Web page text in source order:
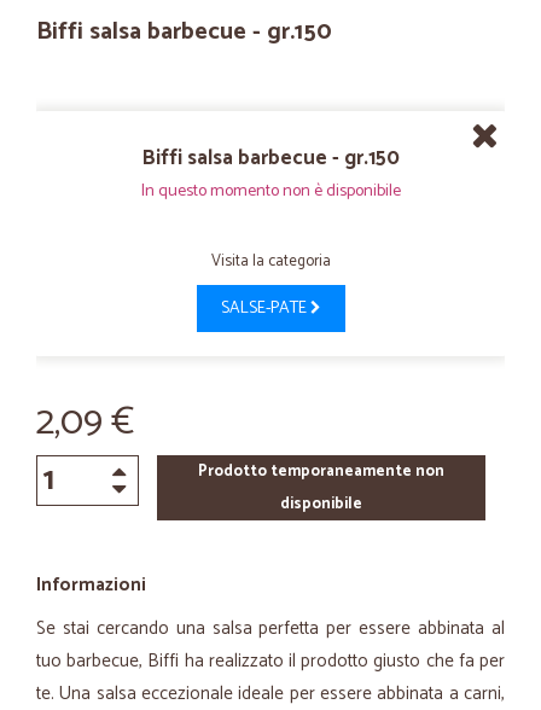
Biffi salsa barbecue - gr.150
Biffi salsa barbecue - gr.150
In questo momento non è disponibile
Visita la categoria
SALSE-PATE
2,09 €
Prodotto temporaneamente non
disponibile
Informazioni
Se stai cercando una salsa perfetta per essere abbinata al
tuo barbecue, Biffi ha realizzato il prodotto giusto che fa per
te. Una salsa eccezionale ideale per essere abbinata a carni,